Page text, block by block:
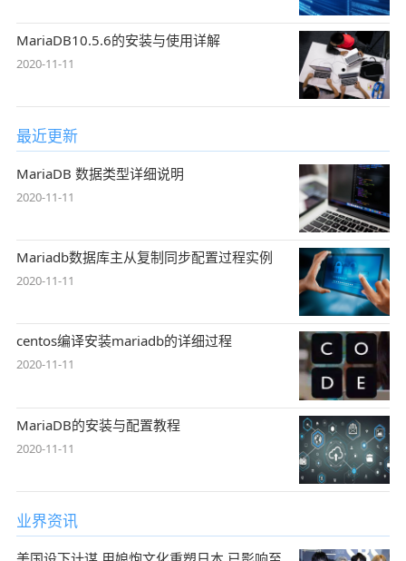
MariaDB10.5.6的安装与使用详解
2020-11-11
最近更新
MariaDB 数据类型详细说明
2020-11-11
Mariadb数据库主从复制同步配置过程实例
2020-11-11
centos编译安装mariadb的详细过程
2020-11-11
MariaDB的安装与配置教程
2020-11-11
业界资讯